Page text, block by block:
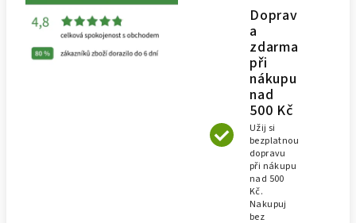
Doprav
a
zdarma
při
nákupu
nad
500 Kč
Užij si
bezplatnou
dopravu
při nákupu
nad 500
Kč.
Nakupuj
bez